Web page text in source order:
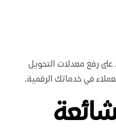
على رفع معدلات التحويل
في خدماتك الرقمية.